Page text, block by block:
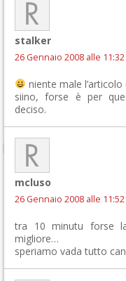
stalker
26 Gennaio 2008 alle 11:32
niente male l’articolo
siino, forse è per
deciso.
mcluso
26 Gennaio 2008 alle 11:52
tra 10 minutu forse
migliore…
speriamo vada tutto